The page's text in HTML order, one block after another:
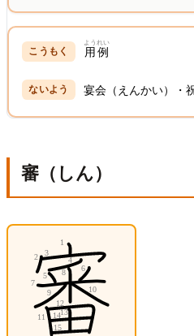
用例
ようれい
宴会（えんかい）・
審（しん）